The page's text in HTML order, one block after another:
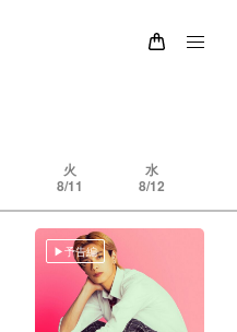
火
8/11
水
8/12
予告編